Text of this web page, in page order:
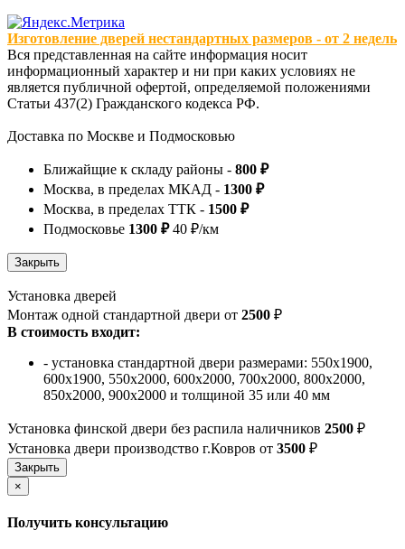
Изготовление дверей нестандартных размеров - от 2 недель
Вся представленная на сайте информация носит
информационный характер и ни при каких условиях не
является публичной офертой, определяемой положениями
Статьи 437(2) Гражданского кодекса РФ.
Доставка по Москве и Подмосковью
Ближайщие к складу районы - 800 ₽
Москва, в пределах МКАД - 1300 ₽
Москва, в пределах ТТК - 1500 ₽
Подмосковье 1300 ₽40 ₽/км
Установка дверей
Монтаж одной стандартной двери от 2500 ₽
В стоимость входит:
- установка стандартной двери размерами: 550х1900,
600х1900, 550х2000, 600х2000, 700х2000, 800х2000,
850х2000, 900х2000 и толщиной 35 или 40 мм
Установка финской двери без распила наличников 2500 ₽
Установка двери производство г.Ковров от 3500 ₽
×
Получить консультацию